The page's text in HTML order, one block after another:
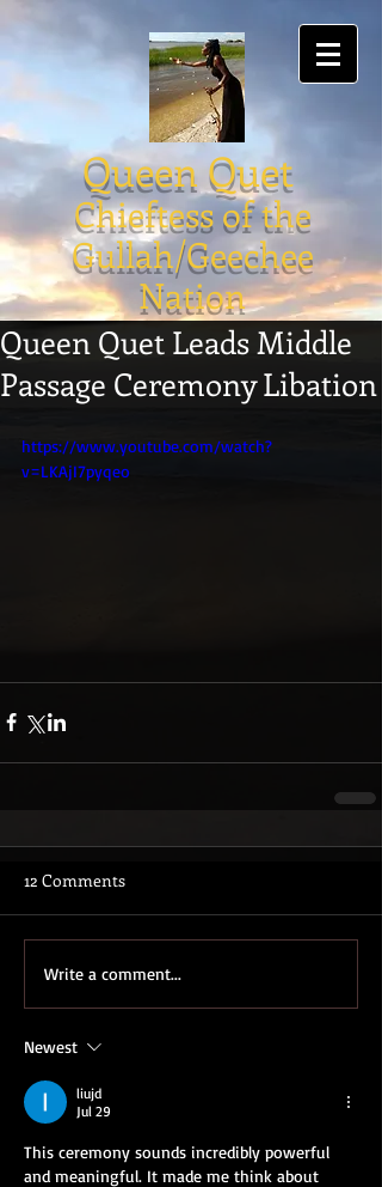
Queen Quet
Chieftess of the
Gullah/Geechee
Nation
Queen Quet Leads Middle
Passage Ceremony Libation
https://www.youtube.com/watch?
v=LKAjI7pyqeo
12 Comments
Write a comment...
Newest
liujd
Jul 29
This ceremony sounds incredibly powerful
and meaningful. It made me think about